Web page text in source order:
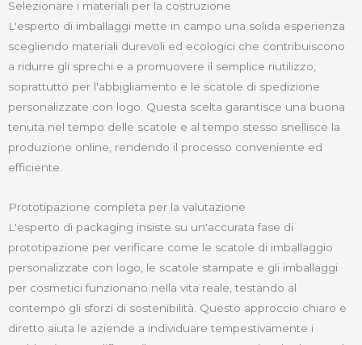
Selezionare i materiali per la costruzione
L'esperto di imballaggi mette in campo una solida esperienza
scegliendo materiali durevoli ed ecologici che contribuiscono
a ridurre gli sprechi e a promuovere il semplice riutilizzo,
soprattutto per l'abbigliamento e le scatole di spedizione
personalizzate con logo. Questa scelta garantisce una buona
tenuta nel tempo delle scatole e al tempo stesso snellisce la
produzione online, rendendo il processo conveniente ed
efficiente.
Prototipazione completa per la valutazione
L'esperto di packaging insiste su un'accurata fase di
prototipazione per verificare come le scatole di imballaggio
personalizzate con logo, le scatole stampate e gli imballaggi
per cosmetici funzionano nella vita reale, testando al
contempo gli sforzi di sostenibilità. Questo approccio chiaro e
diretto aiuta le aziende a individuare tempestivamente i